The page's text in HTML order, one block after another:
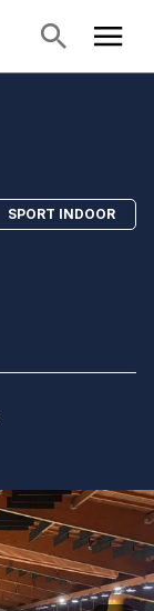
SPORT INDOOR